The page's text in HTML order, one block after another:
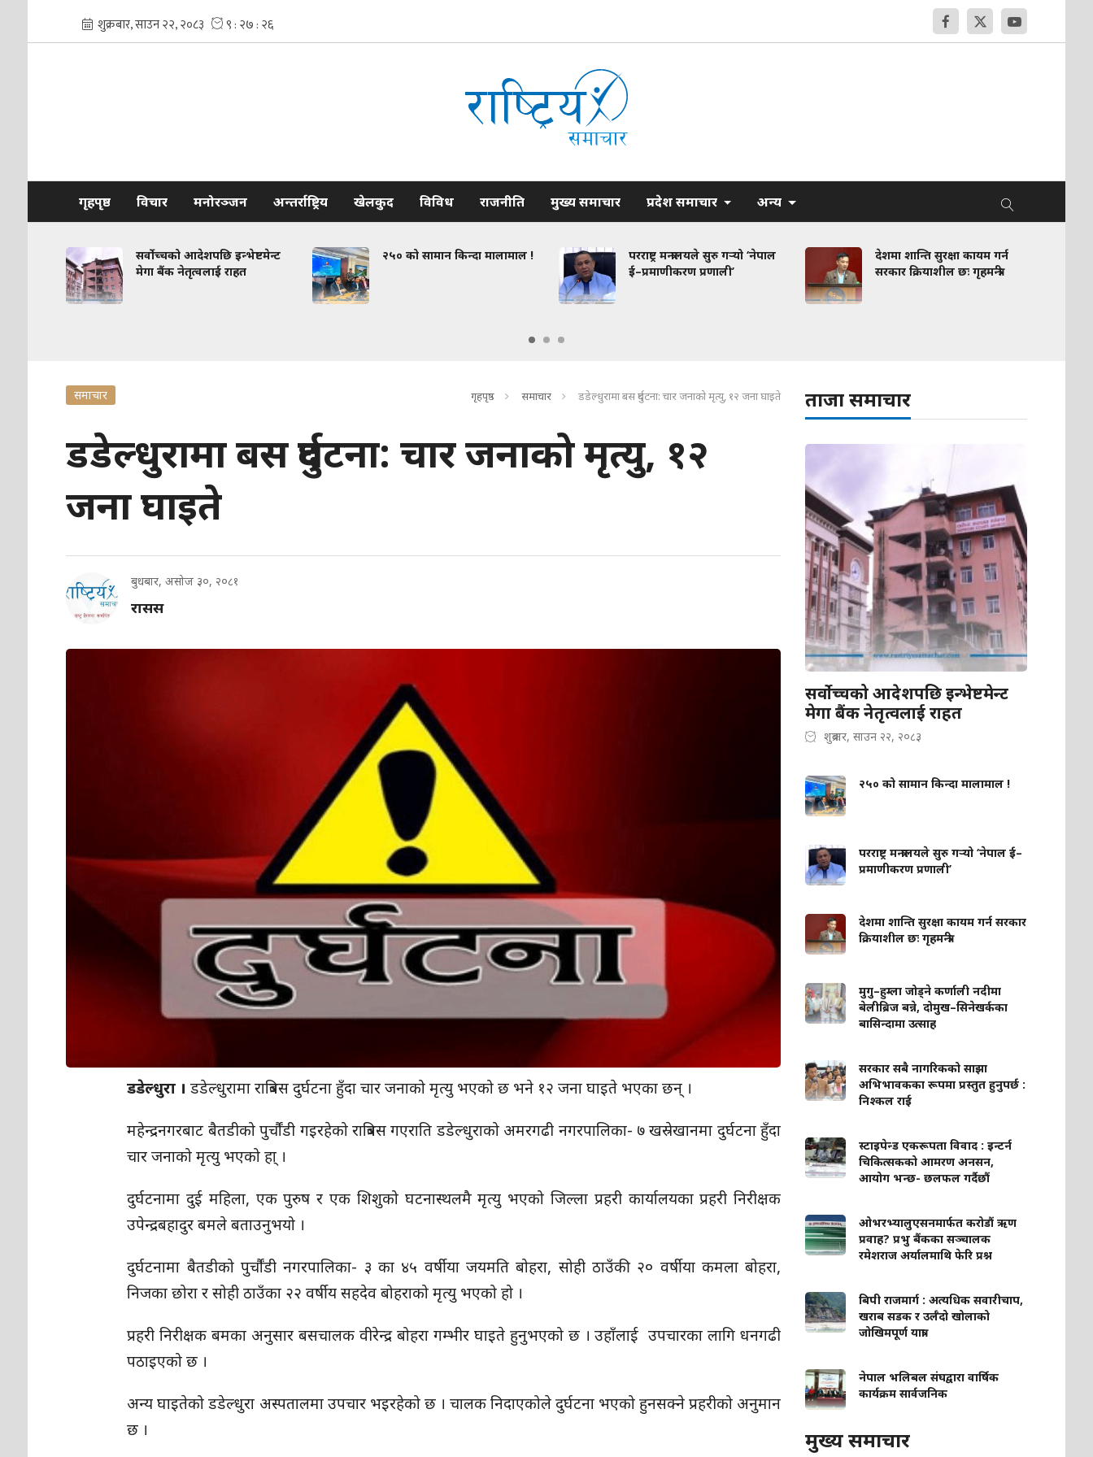
गृहपृष्ठ विचार मनोरञ्जन अन्तर्राष्ट्रिय खेलकुद विविध राजनीति मुख्य समाचार प्रदेश समाचार अन्य
सर्वोच्चको आदेशपछि इन्भेष्टमेन्ट
मेगा बैंक नेतृत्वलाई राहत
२५० को सामान किन्दा मालामाल !
परराष्ट्र मन्त्रालयले सुरु गर्‍यो ‘नेपाल
ई–प्रमाणीकरण प्रणाली’
देशमा शान्ति सुरक्षा कायम गर्न
सरकार क्रियाशील छः गृहमन्त्री
समाचार गृहपृष्ठ समाचार डडेल्धुरामा बस दुर्घटना: चार जनाको मृत्यु, १२ जना घाइते
डडेल्धुरामा बस दुर्घटना: चार जनाको मृत्यु, १२
जना घाइते
बुधबार, असोज ३०, २०८१
रासस
डडेल्धुरा ।डडेल्धुरामा रात्रिबस दुर्घटना हुँदा चार जनाको मृत्यु भएको छ भने १२ जना घाइते भएका छन् ।
महेन्द्रनगरबाट बैतडीकोपुर्चौंडी गइरहेको रात्रिबस गएराति डडेल्धुराको अमरगढी नगरपालिका- ७खस्रेखानमा दुर्घटना हुँदा
चार जनाको मृत्यु भएकोहा् ।
दुर्घटनामा दुई महिला, एक पुरुष र एक शिशुको घटनास्थलमै मृत्यु भएको जिल्ला प्रहरी कार्यालयका प्रहरी निरीक्षक
उपेन्द्रबहादुर बमले बताउनुभयो ।
दुर्घटनामा बैतडीको पुर्चौंडीनगरपालिका- ३ का ४५ वर्षीया जयमतिबोहरा, सोही ठाउँकी २० वर्षीया कमला बोहरा,
निजका छोरा र सोही ठाउँका २२ वर्षीय सहदेव बोहराको मृत्यु भएको हो ।
प्रहरी निरीक्षक बमका अनुसार बसचालक वीरेन्द्र बोहरा गम्भीर घाइते हुनुभएको छ । उहाँलाई उपचारका लागि धनगढी
पठाइएको छ ।
अन्य घाइतेको डडेल्धुरा अस्पतालमा उपचार भइरहेको छ । चालक निदाएकोले दुर्घटना भएको हुनसक्ने प्रहरीको अनुमान
छ ।
ताजा समाचार
सर्वोच्चको आदेशपछि इन्भेष्टमेन्ट
मेगा बैंक नेतृत्वलाई राहत
शुक्रबार, साउन २२, २०८३
२५० को सामान किन्दा मालामाल !
परराष्ट्र मन्त्रालयले सुरु गर्‍यो ‘नेपाल ई–
प्रमाणीकरण प्रणाली’
देशमा शान्ति सुरक्षा कायम गर्न सरकार
क्रियाशील छः गृहमन्त्री
मुगु–हुम्ला जोड्ने कर्णाली नदीमा
बेलीब्रिज बन्ने, दोमुख–सिनेखर्कका
बासिन्दामा उत्साह
सरकार सबै नागरिकको साझा
अभिभावकका रूपमा प्रस्तुत हुनुपर्छ :
निश्कल राई
स्टाइपेन्ड एकरूपता विवाद : इन्टर्न
चिकित्सकको आमरण अनसन,
आयोग भन्छ- छलफल गर्दैछौं
ओभरभ्यालुएसनमार्फत करोडौं ऋण
प्रवाह? प्रभु बैंकका सञ्चालक
रमेशराज अर्यालमाथि फेरि प्रश्न
बिपी राजमार्ग : अत्यधिक सवारीचाप,
खराब सडक र उर्लँदो खोलाको
जोखिमपूर्ण यात्रा
नेपाल भलिबल संघद्वारा वार्षिक
कार्यक्रम सार्वजनिक
मुख्य समाचार